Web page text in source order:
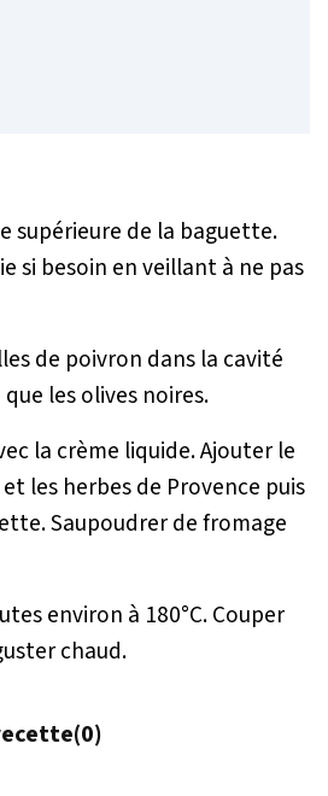
supérieure de la baguette.
si besoin en veillant à ne pas
de poivron dans la cavité
les olives noires.
la crème liquide. Ajouter le
les herbes de Provence puis
Saupoudrer de fromage
environ à 180°C. Couper
chaud.
(0)